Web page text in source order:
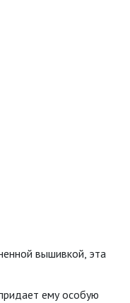
вышивкой, эта
ему особую